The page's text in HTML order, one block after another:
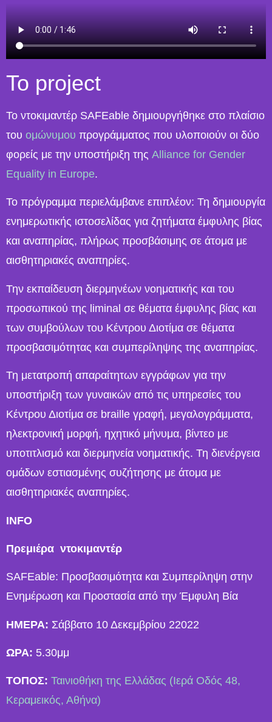
Το project
Το ντοκιμαντέρ SAFEable δημιουργήθηκε στο πλαίσιο
του ομώνυμου προγράμματος που υλοποιούν οι δύο
φορείς με την υποστήριξη της Alliance for Gender
Equality in Europe.
Το πρόγραμμα περιελάμβανε επιπλέον: Τη δημιουργία
ενημερωτικής ιστοσελίδας για ζητήματα έμφυλης βίας
και αναπηρίας, πλήρως προσβάσιμης σε άτομα με
αισθητηριακές αναπηρίες.
Την εκπαίδευση διερμηνέων νοηματικής και του
προσωπικού της liminal σε θέματα έμφυλης βίας και
των συμβούλων του Κέντρου Διοτίμα σε θέματα
προσβασιμότητας και συμπερίληψης της αναπηρίας.
Τη μετατροπή απαραίτητων εγγράφων για την
υποστήριξη των γυναικών από τις υπηρεσίες του
Κέντρου Διοτίμα σε braille γραφή, μεγαλογράμματα,
ηλεκτρονική μορφή, ηχητικό μήνυμα, βίντεο με
υποτιτλισμό και διερμηνεία νοηματικής. Τη διενέργεια
ομάδων εστιασμένης συζήτησης με άτομα με
αισθητηριακές αναπηρίες.
INFO
Πρεμιέρα ντοκιμαντέρ
SAFEable: Προσβασιμότητα και Συμπερίληψη στην
Ενημέρωση και Προστασία από την Έμφυλη Βία
ΗΜΕΡΑ: Σάββατο 10 Δεκεμβρίου 22022
ΩΡΑ: 5.30μμ
ΤΟΠΟΣ: Ταινιοθήκη της Ελλάδας (Ιερά Οδός 48,
Κεραμεικός, Αθήνα)